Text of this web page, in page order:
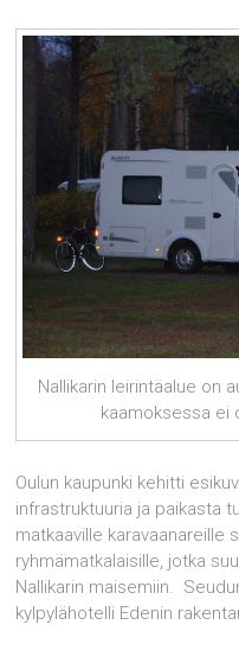
Nallikarin leirintäalue on
kaamoksessa ei
Oulun kaupunki kehitti
infrastruktuuria ja paikasta
matkaaville karavaanareille
ryhmämatkalaisille, jotka
Nallikarin maisemiin.
kylpylähotelli Edenin